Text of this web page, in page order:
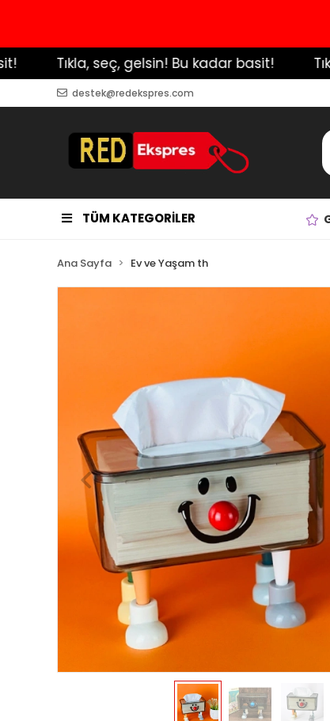
️ Tıkla, seç, gelsin! Bu kadar basit!
destek@redekspres.com
TÜM KATEGORİLER
Ana Sayfa Ev ve Yaşam th